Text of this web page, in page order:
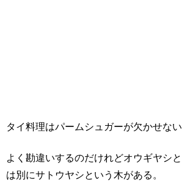
タイ料理はパームシュガーが欠かせない
よく勘違いするのだけれどオウギヤシと
は別にサトウヤシという木がある。